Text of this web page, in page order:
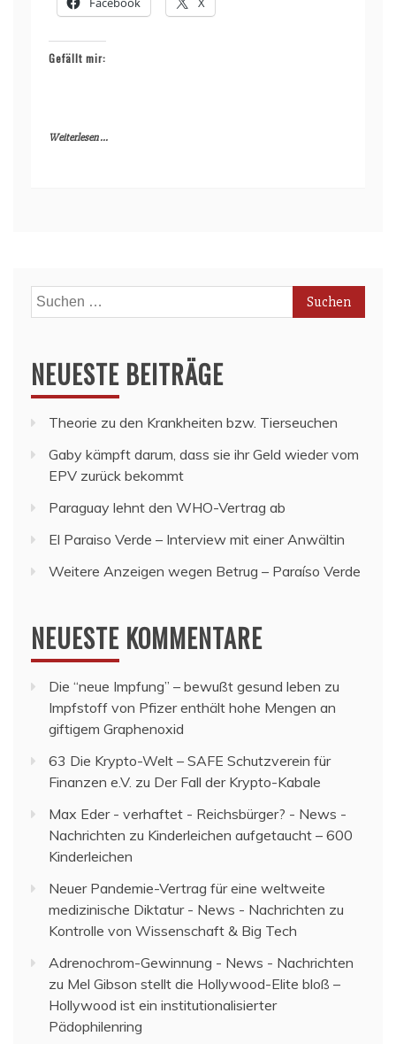
Gefällt mir:
Weiterlesen ...
Suchen
nach:
NEUESTE BEITRÄGE
Theorie zu den Krankheiten bzw. Tierseuchen
Gaby kämpft darum, dass sie ihr Geld wieder vom
EPV zurück bekommt
Paraguay lehnt den WHO-Vertrag ab
El Paraiso Verde – Interview mit einer Anwältin
Weitere Anzeigen wegen Betrug – Paraíso Verde
NEUESTE KOMMENTARE
Die “neue Impfung” – bewußt gesund leben zu
Impfstoff von Pfizer enthält hohe Mengen an
giftigem Graphenoxid
63 Die Krypto-Welt – SAFE Schutzverein für
Finanzen e.V. zu Der Fall der Krypto-Kabale
Max Eder - verhaftet - Reichsbürger? - News -
Nachrichten zu Kinderleichen aufgetaucht – 600
Kinderleichen
Neuer Pandemie-Vertrag für eine weltweite
medizinische Diktatur - News - Nachrichten zu
Kontrolle von Wissenschaft & Big Tech
Adrenochrom-Gewinnung - News - Nachrichten
zu Mel Gibson stellt die Hollywood-Elite bloß –
Hollywood ist ein institutionalisierter
Pädophilenring